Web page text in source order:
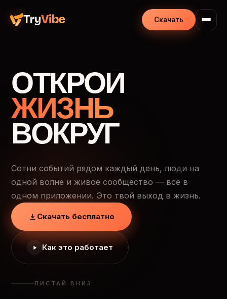
TryVibe Скачать
ОТКРОЙ
ЖИЗНЬ
ВОКРУГ
Сотни событий рядом каждый день, люди на
одной волне и живое сообщество — всё в
одном приложении. Это твой выход в жизнь.
Скачать бесплатно
Как это работает
ЛИСТАЙ ВНИЗ